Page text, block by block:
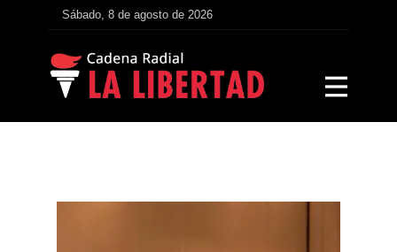
Sábado, 8 de agosto de 2026